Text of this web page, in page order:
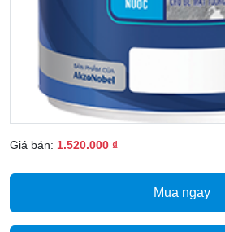
Giá bán: 1.520.000 ₫
Mua ngay